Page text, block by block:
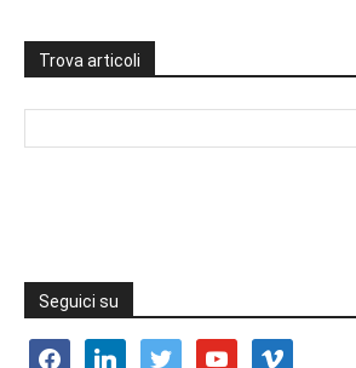
Trova articoli
Seguici su
facebooklinkedin twitter youtube vimeo